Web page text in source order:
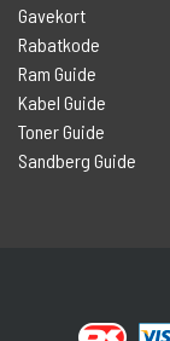
Gavekort
Rabatkode
Ram Guide
Kabel Guide
Toner Guide
Sandberg Guide